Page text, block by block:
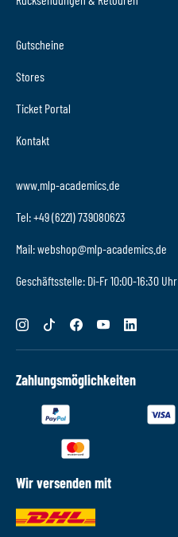
Gutscheine
Stores
Ticket Portal
Kontakt
www.mlp-academics.de
Tel: +49 (6221) 739080623
Mail: webshop@mlp-academics.de
Geschäftsstelle: Di-Fr 10:00-16:30 Uhr
Zahlungsmöglichkeiten
Wir versenden mit